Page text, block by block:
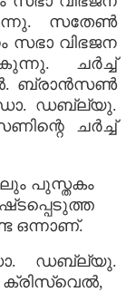
സതേൺ
സഭാ വിഭജന
ചർച്ച്
ബ്രാൻസൺ
ഡബ്ല്യു.
ചർച്ച്
പുസ്തകം
ഒന്നാണ്.
ഡബ്ല്യു.